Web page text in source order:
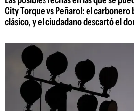
City Torque vs Peñarol: el carbonero
clásico, y el ciudadano descartó el